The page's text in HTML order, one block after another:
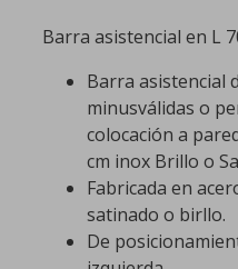
Barra asistencial en L
Barra asistencial
minusválidas o
colocación a
cm inox Brillo o
Fabricada en
satinado o birllo.
De